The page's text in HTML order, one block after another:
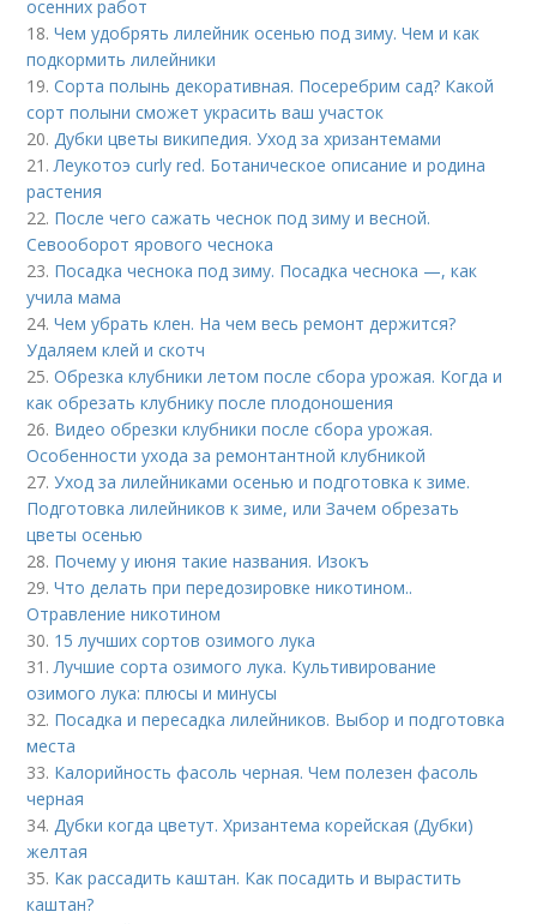
осенних работ
18.Чем удобрять лилейник осенью под зиму. Чем и как
подкормить лилейники
19.Сорта полынь декоративная. Посеребрим сад? Какой
сорт полыни сможет украсить ваш участок
20.Дубки цветы википедия. Уход за хризантемами
21.Леукотоэ curly red. Ботаническое описание и родина
растения
22. После чего сажать чеснок под зиму и весной.
Севооборот ярового чеснока
23. Посадка чеснока под зиму. Посадка чеснока —, как
учила мама
24.Чем убрать клен. На чем весь ремонт держится?
Удаляем клей и скотч
25.Обрезка клубники летом после сбора урожая. Когда и
как обрезать клубнику после плодоношения
26. Видео обрезки клубники после сбора урожая.
Особенности ухода за ремонтантной клубникой
27.Уход за лилейниками осенью и подготовка к зиме.
Подготовка лилейников к зиме, или Зачем обрезать
цветы осенью
28. Почему у июня такие названия. Изокъ
29.Что делать при передозировке никотином..
Отравление никотином
30. 15 лучших сортов озимого лука
31.Лучшие сорта озимого лука. Культивирование
озимого лука: плюсы и минусы
32. Посадка и пересадка лилейников. Выбор и подготовка
места
33. Калорийность фасоль черная. Чем полезен фасоль
черная
34.Дубки когда цветут. Хризантема корейская (Дубки)
желтая
35. Как рассадить каштан. Как посадить и вырастить
каштан?